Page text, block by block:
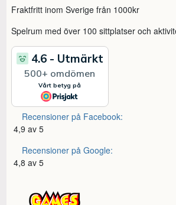
Fraktfritt inom Sverige från 1000kr
Spelrum med över 100 sittplatser och
Recensioner på Facebook:
4,9 av 5
Recensioner på Google:
4,8 av 5